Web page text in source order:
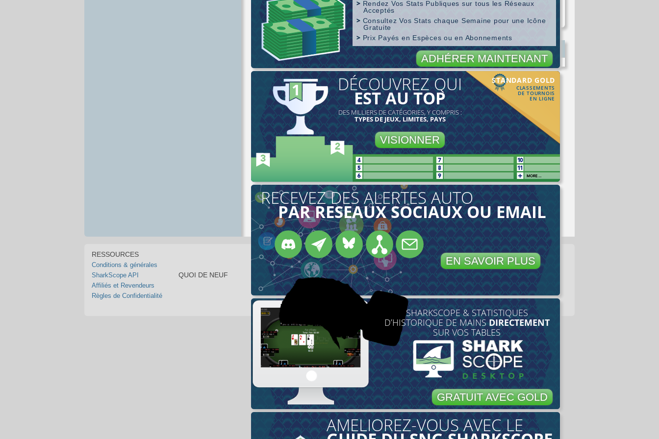
Rendez Vos Stats Publiques sur tous les Réseaux
Acceptés
Consultez Vos Stats chaque Semaine pour une Icône
Gratuite
Prix Payés en Espèces ou en Abonnements
ADHÉRER MAINTENANT
STANDARD GOLD
CLASSEMENTS
DE TOURNOIS
EN LIGNE
DÉCOUVREZ QUI
EST AU TOP
DES MILLIERS DE CATÉGORIES, Y COMPRIS :
TYPES DE JEUX, LIMITES, PAYS
VISIONNER
RECEVEZ DES ALERTES AUTO
PAR RESEAUX SOCIAUX OU EMAIL
EN SAVOIR PLUS
SHARKSCOPE & STATISTIQUES
D’HISTORIQUE DE MAINSDIRECTEMENT
SUR VOS TABLES
GRATUIT AVEC GOLD
AMELIOREZ-VOUS AVEC LE
Couverture de SharkScope
RESSOURCES
Conditions & générales
SharkScope API
Affiliés et Revendeurs
Règles de Confidentialité
QUOI DE NEUF